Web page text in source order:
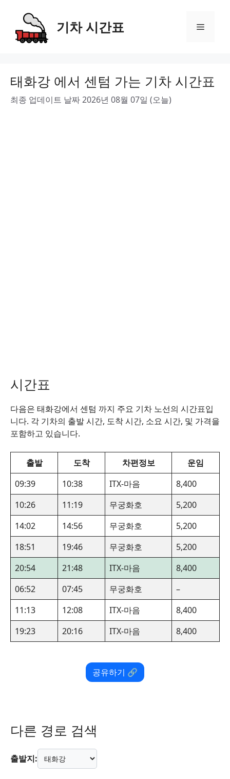
content
기차 시간표 Menu
태화강 에서 센텀 가는 기차 시간표
최종 업데이트 날짜 2026년 08월 07일 (오늘)
시간표
다음은 태화강에서 센텀 까지 주요 기차 노선의 시간표입
니다. 각 기차의 출발 시간, 도착 시간, 소요 시간, 및 가격을
포함하고 있습니다.
출발 도착 차편정보
운임
09:39
10:38 ITX-마음
8,400
10:26
11:19 무궁화호
5,200
14:02
14:56 무궁화호
5,200
18:51
19:46 무궁화호
5,200
20:54
21:48 ITX-마음
8,400
06:52
07:45 무궁화호
–
11:13
12:08 ITX-마음
8,400
19:23
20:16 ITX-마음 8,400
공유하기 🔗
다른 경로 검색
출발지: